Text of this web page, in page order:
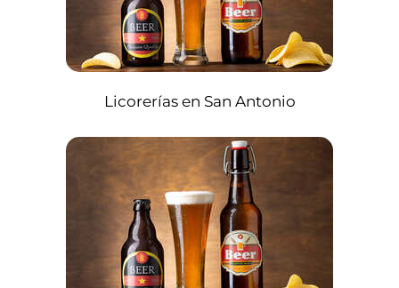
Licorerías en San Antonio